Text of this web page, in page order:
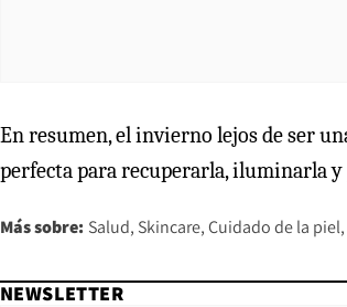
En resumen, el invierno lejos de ser
perfecta para recuperarla, iluminarla
Más sobre: Salud Skincare Cuidado de la piel
NEWSLETTER